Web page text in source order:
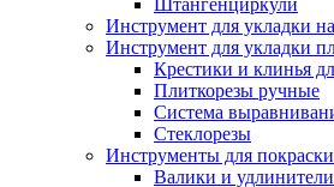
Инструмент для укладки
Инструмент для укладки
Крестики и клинья
Плиткорезы ручные
Система
Стеклорезы
Инструменты для покраски
Валики и удлинители